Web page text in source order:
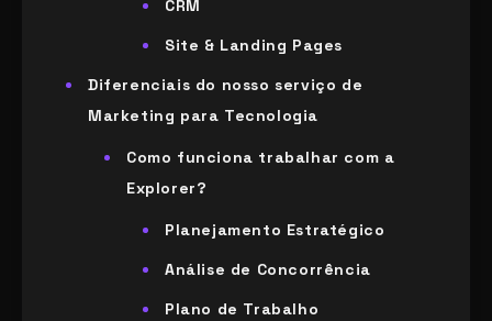
CRM
Site & Landing Pages
Diferenciais do nosso serviço de
Marketing para Tecnologia
Como funciona trabalhar com a
Explorer?
Planejamento Estratégico
Análise de Concorrência
Plano de Trabalho